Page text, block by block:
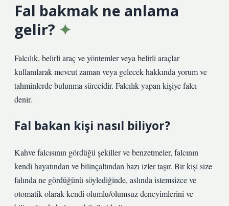
Fal bakmak ne anlama
gelir?
Falcılık, belirli araç ve yöntemler veya belirli araçlar
kullanılarak mevcut zaman veya gelecek hakkında yorum ve
tahminlerde bulunma sürecidir. Falcılık yapan kişiye falcı
denir.
Fal bakan kişi nasıl biliyor?
Kahve falcısının gördüğü şekiller ve benzetmeler, falcının
kendi hayatından ve bilinçaltından bazı izler taşır. Bir kişi size
falında ne gördüğünü söylediğinde, aslında istemsizce ve
otomatik olarak kendi olumlu/olumsuz deneyimlerini ve